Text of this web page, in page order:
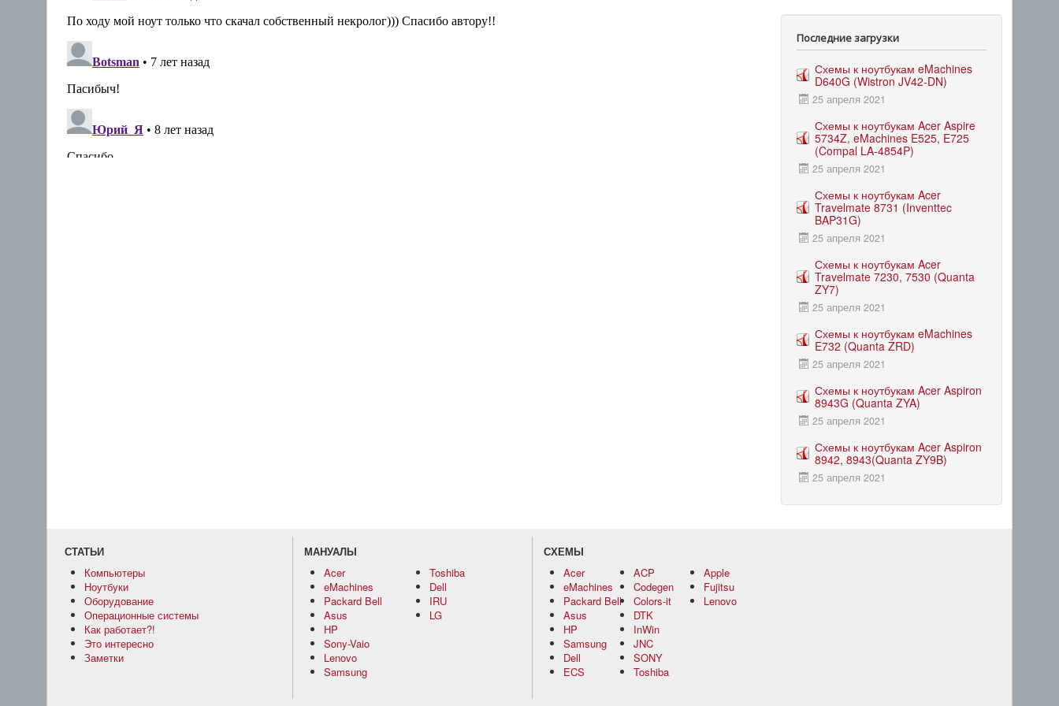
Последние загрузки
Схемы к ноутбукам eMachines
D640G (Wistron JV42-DN)
25 апреля 2021
Схемы к ноутбукам Acer Aspire
5734Z, eMachines E525, E725
(Compal LA-4854P)
25 апреля 2021
Схемы к ноутбукам Acer
Travelmate 8731 (Inventtec
BAP31G)
25 апреля 2021
Схемы к ноутбукам Acer
Travelmate 7230, 7530 (Quanta
ZY7)
25 апреля 2021
Схемы к ноутбукам eMachines
E732 (Quanta ZRD)
25 апреля 2021
Схемы к ноутбукам Acer Aspiron
8943G (Quanta ZYA)
25 апреля 2021
Схемы к ноутбукам Acer Aspiron
8942, 8943(Quanta ZY9B)
25 апреля 2021
СТАТЬИ
Компьютеры
Ноутбуки
Оборудование
Операционные системы
Как работает?!
Это интересно
Заметки
МАНУАЛЫ
Acer
eMachines
Packard Bell
Asus
HP
Sony-Vaio
Lenovo
Samsung
Toshiba
Dell
IRU
LG
СХЕМЫ
Acer
eMachines
Packard Bell
Asus
HP
Samsung
Dell
ECS
ACP
Codegen
Colors-it
DTK
InWin
JNC
SONY
Toshiba
Apple
Fujitsu
Lenovo